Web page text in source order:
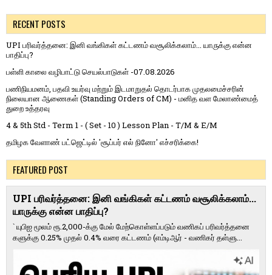
RECENT POSTS
UPI பரிவர்த்தனை: இனி வங்கிகள் கட்டணம் வசூலிக்கலாம்... யாருக்கு என்ன
பாதிப்பு?
பள்ளி காலை வழிபாட்டு செயல்பாடுகள் -07.08.2026
பணிநியமனம், பதவி உயர்வு மற்றும் இடமாறுதல் தொடர்பாக முதலமைச்சரின்
நிலையான ஆணைகள் (Standing Orders of CM) - மனித வள மேலாண்மைத்
துறை உத்தரவு
4 & 5th Std - Term 1 - ( Set - 10 ) Lesson Plan - T/M & E/M
தமிழக வேளாண் பட்ஜெட்டில் 'சூப்பர் எல் நினோ' எச்சரிக்கை!
FEATURED POST
UPI பரிவர்த்தனை: இனி வங்கிகள் கட்டணம் வசூலிக்கலாம்...
யாருக்கு என்ன பாதிப்பு?
` யுபிஐ மூலம் ரூ.2,000-க்கு மேல் மேற்​கொள்​ளப்​படும் வணி​கப் பரிவர்த்​தனை​
களுக்கு 0.25% முதல் 0.4% வரை கட்​ட​ணம் (எம்​டிஆர் - வணி​கர் தள்​ளு...